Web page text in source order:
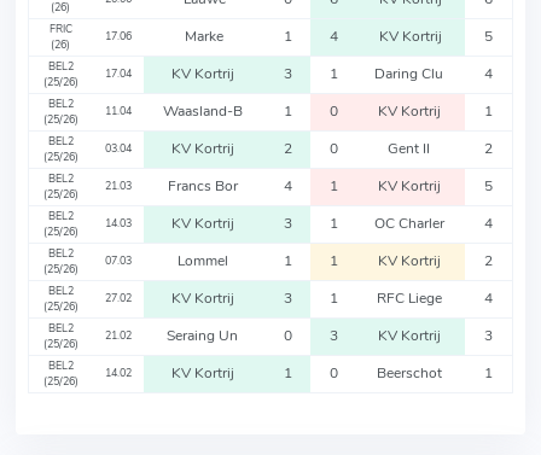
(26)
FRIC
(26)
17.06 Marke 1 4 KV Kortrij 5
BEL2
(25/26)
17.04 KV Kortrij 3 1 Daring Clu 4
BEL2
(25/26)
11.04 Waasland-B 1 0 KV Kortrij 1
BEL2
(25/26)
03.04 KV Kortrij 2 0 Gent II 2
BEL2
(25/26)
21.03 Francs Bor 4 1 KV Kortrij 5
BEL2
(25/26)
14.03 KV Kortrij 3 1 OC Charler 4
BEL2
(25/26)
07.03 Lommel 1 1 KV Kortrij 2
BEL2
(25/26)
27.02 KV Kortrij 3 1 RFC Liege 4
BEL2
(25/26)
21.02 Seraing Un 0 3 KV Kortrij 3
BEL2
(25/26)
14.02 KV Kortrij 1 0 Beerschot 1